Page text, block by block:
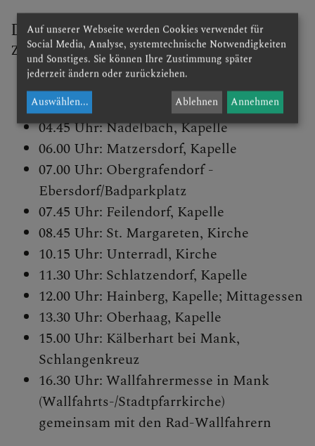
Die Strecke der Fußwallfahrt
Zeitangaben sind ca-Angaben!
04.00 Uhr: Start am Rathausplatz in St.
Pölten
04.45 Uhr: Nadelbach, Kapelle
06.00 Uhr: Matzersdorf, Kapelle
07.00 Uhr: Obergrafendorf -
Ebersdorf/Badparkplatz
07.45 Uhr: Feilendorf, Kapelle
08.45 Uhr: St. Margareten, Kirche
10.15 Uhr: Unterradl, Kirche
11.30 Uhr: Schlatzendorf, Kapelle
12.00 Uhr: Hainberg, Kapelle; Mittagessen
13.30 Uhr: Oberhaag, Kapelle
15.00 Uhr: Kälberhart bei Mank,
Schlangenkreuz
16.30 Uhr: Wallfahrermesse in Mank
(Wallfahrts-/Stadtpfarrkirche)
gemeinsam mit den Rad-Wallfahrern
Auf unserer Webseite werden Cookies verwendet für
Social Media, Analyse, systemtechnische Notwendigkeiten
und Sonstiges. Sie können Ihre Zustimmung später
jederzeit ändern oder zurückziehen.
Auswählen... Ablehnen Annehmen